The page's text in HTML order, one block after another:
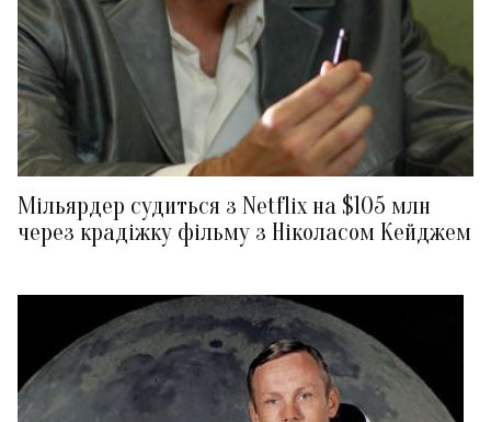
Мільярдер судиться з Netflix на $105 млн
через крадіжку фільму з Ніколасом Кейджем